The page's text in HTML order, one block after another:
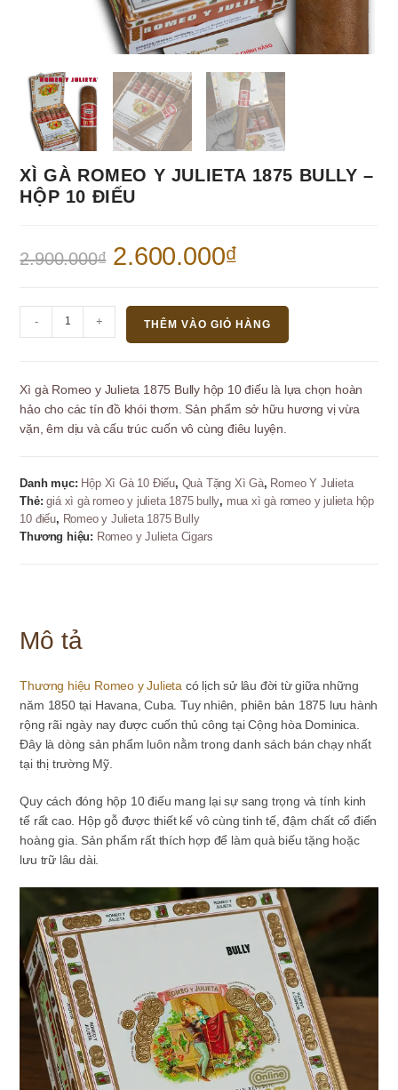
XÌ GÀ ROMEO Y JULIETA 1875 BULLY –
HỘP 10 ĐIẾU
2.900.000₫ Giá
gốc
2.600.000₫
Gà
Julieta
1875
Bully
10
số
- + THÊM VÀO GIỎ HÀNG
Xì gà Romeo y Julieta 1875 Bully hộp 10 điếu là lựa chọn hoàn
hảo cho các tín đồ khói thơm. Sản phẩm sở hữu hương vị vừa
vặn, êm dịu và cấu trúc cuốn vô cùng điêu luyện.
Danh mục: Hộp Xì Gà 10 Điếu, Quà Tặng Xì Gà, Romeo Y Julieta
Thẻ:giá xì gà romeo y julieta 1875 bully, mua xì gà romeo y julieta hộp
10 điếu, Romeo y Julieta 1875 Bully
Thương hiệu: Romeo y Julieta Cigars
Mô tả
Thương hiệu Romeo y Julieta có lịch sử lâu đời từ giữa những
năm 1850 tại Havana, Cuba. Tuy nhiên, phiên bản 1875 lưu hành
rộng rãi ngày nay được cuốn thủ công tại Cộng hòa Dominica.
Đây là dòng sản phẩm luôn nằm trong danh sách bán chạy nhất
tại thị trường Mỹ.
Quy cách đóng hộp 10 điếu mang lại sự sang trọng và tính kinh
tế rất cao. Hộp gỗ được thiết kế vô cùng tinh tế, đậm chất cổ điển
hoàng gia. Sản phẩm rất thích hợp để làm quà biếu tặng hoặc
lưu trữ lâu dài.